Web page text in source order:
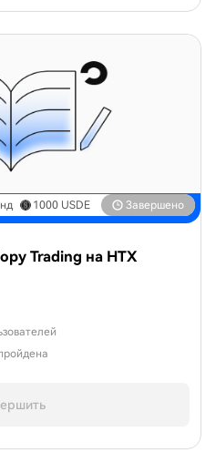
1000 USDE Завершено
Trading на HTX